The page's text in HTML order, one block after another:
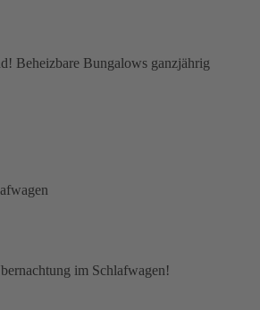
Beheizbare Bungalows ganzjährig
im Schlafwagen!